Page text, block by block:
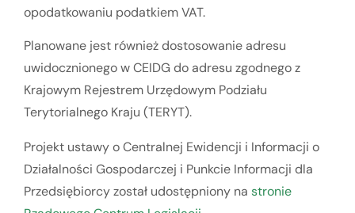
opodatkowaniu podatkiem VAT.
Planowane jest również dostosowanie adresu
uwidocznionego w CEIDG do adresu zgodnego z
Krajowym Rejestrem Urzędowym Podziału
Terytorialnego Kraju (TERYT).
Projekt ustawy o Centralnej Ewidencji i Informacji o
Działalności Gospodarczej i Punkcie Informacji dla
Przedsiębiorcy został udostępniony na stronie